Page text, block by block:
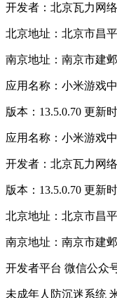
开发者：北京瓦力网
北京地址：北京市昌
南京地址：南京市建
应用名称：小米游戏
版本：13.5.0.70 更新
应用名称：小米游戏
开发者：北京瓦力网
版本：13.5.0.70 更新
北京地址：北京市昌
南京地址：南京市建
开发者平台 微信公众
未成年人防沉迷系统